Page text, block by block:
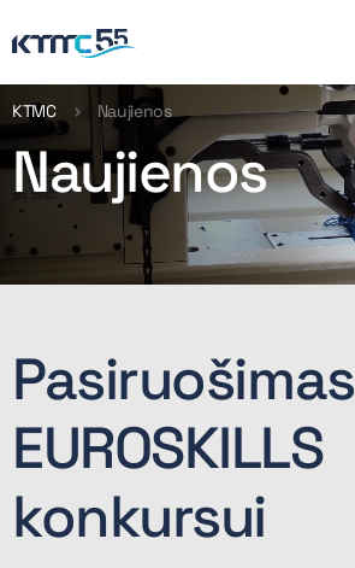
KTMC Naujienos
Naujienos
Pasiruošimas
EUROSKILLS
konkursui